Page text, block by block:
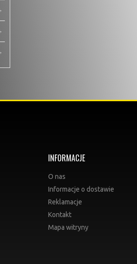
INFORMACJE
O nas
Informacje o dostawie
Reklamacje
Kontakt
Mapa witryny